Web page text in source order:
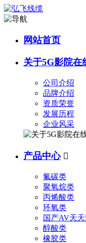
网站首页
关于5G影院在
公司介绍
品牌介绍
资质荣誉
发展历程
企业风采
产品中心 
氟碳类
聚氧烷类
丙烯酸类
环氧类
国产AV天
醇酸类
橡胶类